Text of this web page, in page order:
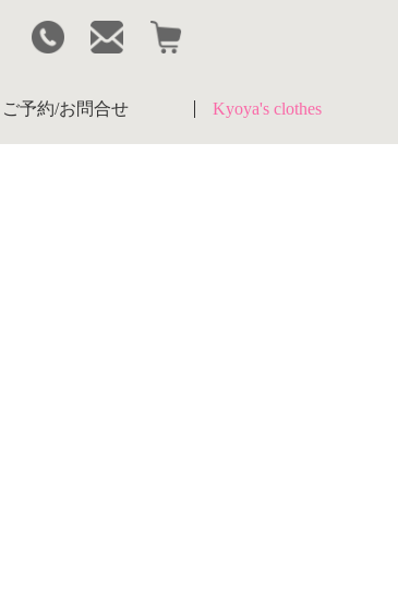
ご予約/お問合せ Kyoya's clothes